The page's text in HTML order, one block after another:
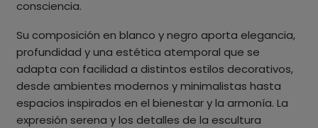
consciencia.
Su composición en blanco y negro aporta elegancia,
profundidad y una estética atemporal que se
adapta con facilidad a distintos estilos decorativos,
desde ambientes modernos y minimalistas hasta
espacios inspirados en el bienestar y la armonía. La
expresión serena y los detalles de la escultura